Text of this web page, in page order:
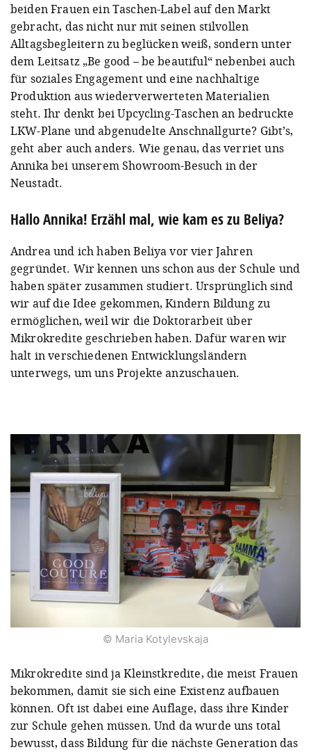
beiden Frauen ein Taschen-Label auf den Markt
gebracht, das nicht nur mit seinen stilvollen
Alltagsbegleitern zu beglücken weiß, sondern unter
dem Leitsatz „Be good – be beautiful“ nebenbei auch
für soziales Engagement und eine nachhaltige
Produktion aus wiederverwerteten Materialien
steht. Ihr denkt bei Upcycling-Taschen an bedruckte
LKW-Plane und abgenudelte Anschnallgurte? Gibt’s,
geht aber auch anders. Wie genau, das verriet uns
Annika bei unserem Showroom-Besuch in der
Neustadt.
Hallo Annika! Erzähl mal, wie kam es zu Beliya?
Andrea und ich haben Beliya vor vier Jahren
gegründet. Wir kennen uns schon aus der Schule und
haben später zusammen studiert. Ursprünglich sind
wir auf die Idee gekommen, Kindern Bildung zu
ermöglichen, weil wir die Doktorarbeit über
Mikrokredite geschrieben haben. Dafür waren wir
halt in verschiedenen Entwicklungsländern
unterwegs, um uns Projekte anzuschauen.
© Maria Kotylevskaja
Mikrokredite sind ja Kleinstkredite, die meist Frauen
bekommen, damit sie sich eine Existenz aufbauen
können. Oft ist dabei eine Auflage, dass ihre Kinder
zur Schule gehen müssen. Und da wurde uns total
bewusst, dass Bildung für die nächste Generation das